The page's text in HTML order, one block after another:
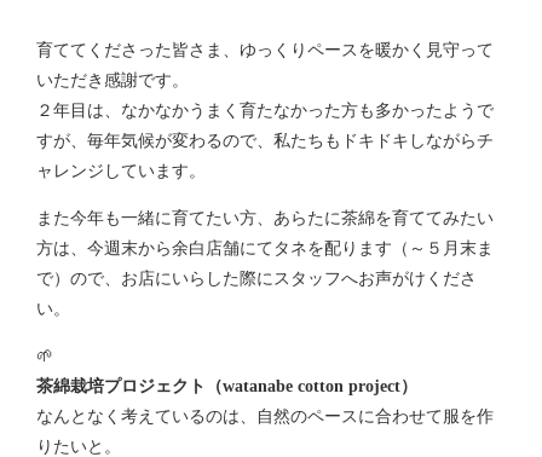
育ててくださった皆さま、ゆっくりペースを暖かく見守って
いただき感謝です。
２年目は、なかなかうまく育たなかった方も多かったようで
すが、毎年気候が変わるので、私たちもドキドキしながらチ
ャレンジしています。
また今年も一緒に育てたい方、あらたに茶綿を育ててみたい
方は、今週末から余白店舗にてタネを配ります（～５月末ま
で）ので、お店にいらした際にスタッフへお声がけくださ
い。
🌱
茶綿栽培プロジェクト（watanabe cotton project）
なんとなく考えているのは、自然のペースに合わせて服を作
りたいと。